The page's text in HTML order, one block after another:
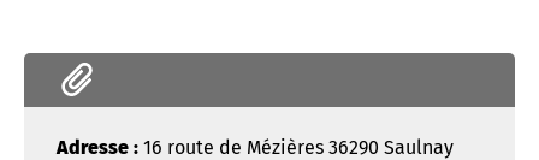
Adresse : 16 route de Mézières 36290 Saulnay